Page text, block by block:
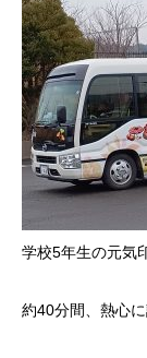
学校5年生の元気
約40分間、熱心